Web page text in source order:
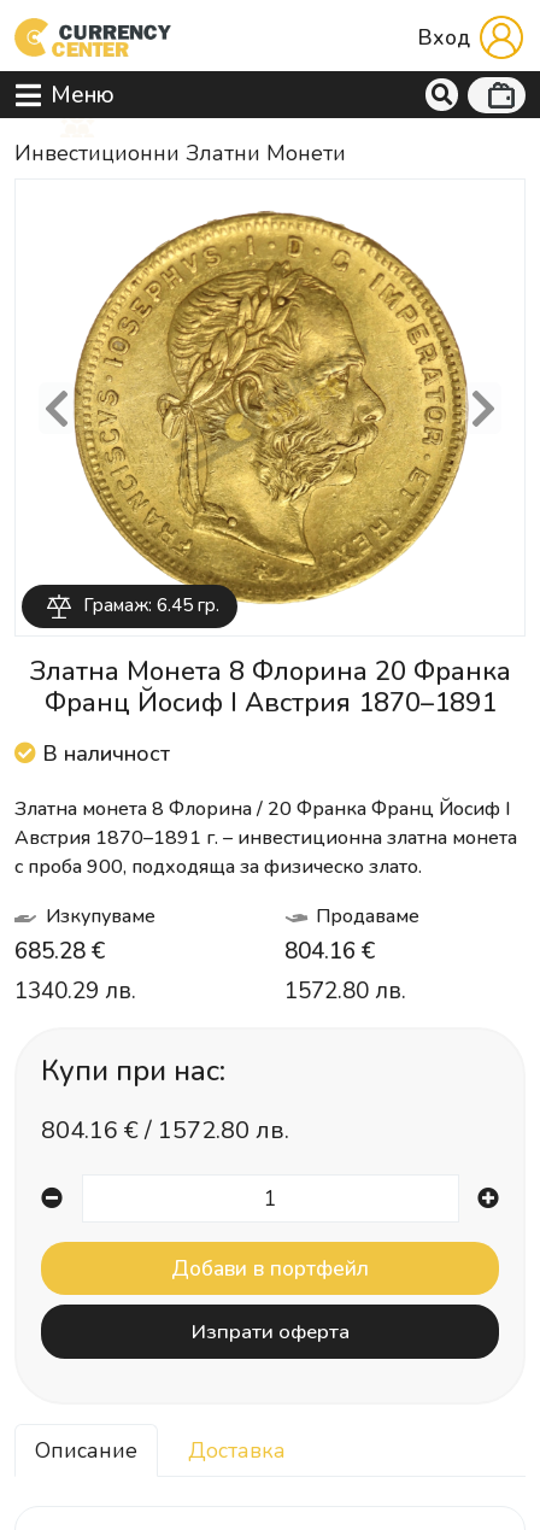
Вход
Меню
Инвестиционни Златни Монети
Грамаж: 6.45 гр.
Previous Next
Златна Монета 8 Флорина 20 Франка
Франц Йосиф I Австрия 1870–1891
В наличност
Златна монета 8 Флорина / 20 Франка Франц Йосиф I
Австрия 1870–1891 г. – инвестиционна златна монета
с проба 900, подходяща за физическо злато.
Изкупуваме
685.28 €
1340.29 лв.
Продаваме
804.16 €
1572.80 лв.
Купи при нас:
804.16 € / 1572.80 лв.
Изпрати оферта
Описание Доставка